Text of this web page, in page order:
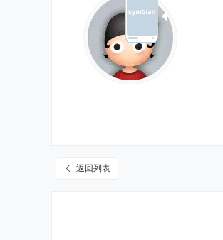
返回列表